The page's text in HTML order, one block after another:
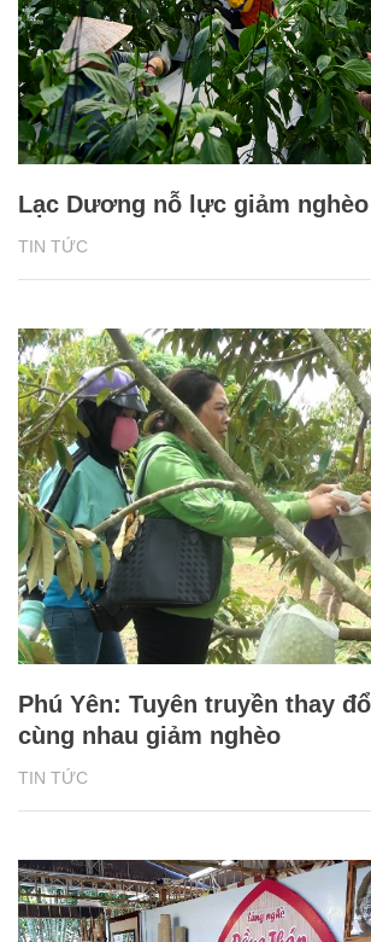
TIN TỨC
Lạc Dương nỗ lực giảm
TIN TỨC
Phú Yên: Tuyên truyền thay
cùng nhau giảm nghèo